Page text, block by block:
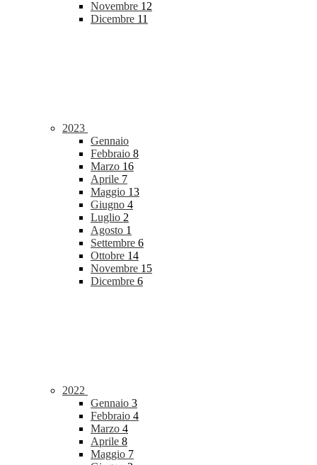
Novembre 12
Dicembre 11
2023
Gennaio
Febbraio 8
Marzo 16
Aprile 7
Maggio 13
Giugno 4
Luglio 2
Agosto 1
Settembre 6
Ottobre 14
Novembre 15
Dicembre 6
2022
Gennaio 3
Febbraio 4
Marzo 4
Aprile 8
Maggio 7